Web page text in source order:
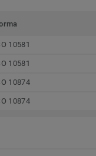
10581
10581
10874
10874